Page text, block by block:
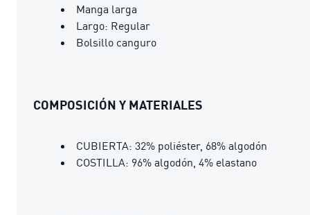
Manga larga
Largo: Regular
Bolsillo canguro
COMPOSICIÓN Y MATERIALES
CUBIERTA: 32% poliéster, 68% algodón
COSTILLA: 96% algodón, 4% elastano